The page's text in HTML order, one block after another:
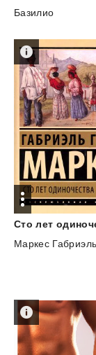
Базилио
Сто лет
Маркес